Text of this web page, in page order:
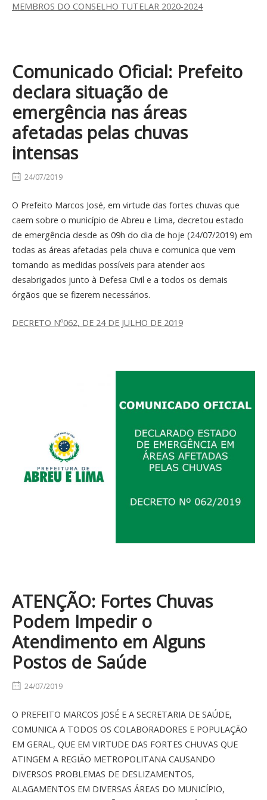
MEMBROS DO CONSELHO TUTELAR 2020-2024
Comunicado Oficial: Prefeito
declara situação de
emergência nas áreas
afetadas pelas chuvas
intensas
24/07/2019
O Prefeito Marcos José, em virtude das fortes chuvas que
caem sobre o município de Abreu e Lima, decretou estado
de emergência desde as 09h do dia de hoje (24/07/2019) em
todas as áreas afetadas pela chuva e comunica que vem
tomando as medidas possíveis para atender aos
desabrigados junto à Defesa Civil e a todos os demais
órgãos que se fizerem necessários.
DECRETO Nº062, DE 24 DE JULHO DE 2019
ATENÇÃO: Fortes Chuvas
Podem Impedir o
Atendimento em Alguns
Postos de Saúde
24/07/2019
O PREFEITO MARCOS JOSÉ E A SECRETARIA DE SAÚDE,
COMUNICA A TODOS OS COLABORADORES E POPULAÇÃO
EM GERAL, QUE EM VIRTUDE DAS FORTES CHUVAS QUE
ATINGEM A REGIÃO METROPOLITANA CAUSANDO
DIVERSOS PROBLEMAS DE DESLIZAMENTOS,
ALAGAMENTOS EM DIVERSAS ÁREAS DO MUNICÍPIO,